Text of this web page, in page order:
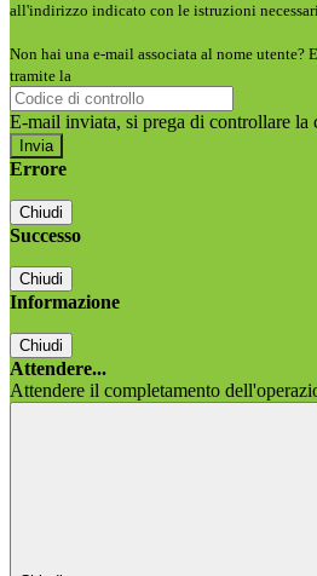
all'indirizzo indicato con le istruzioni
Non hai una e-mail associata al nome utente?
tramite la
E-mail inviata, si prega di controllare la
Errore
Chiudi
Successo
Chiudi
Informazione
Chiudi
Attendere...
Attendere il completamento